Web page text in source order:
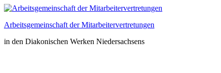
Zum
springen
Arbeitsgemeinschaft der Mitarbeitervertretungen
in den Diakonischen Werken Niedersachsens